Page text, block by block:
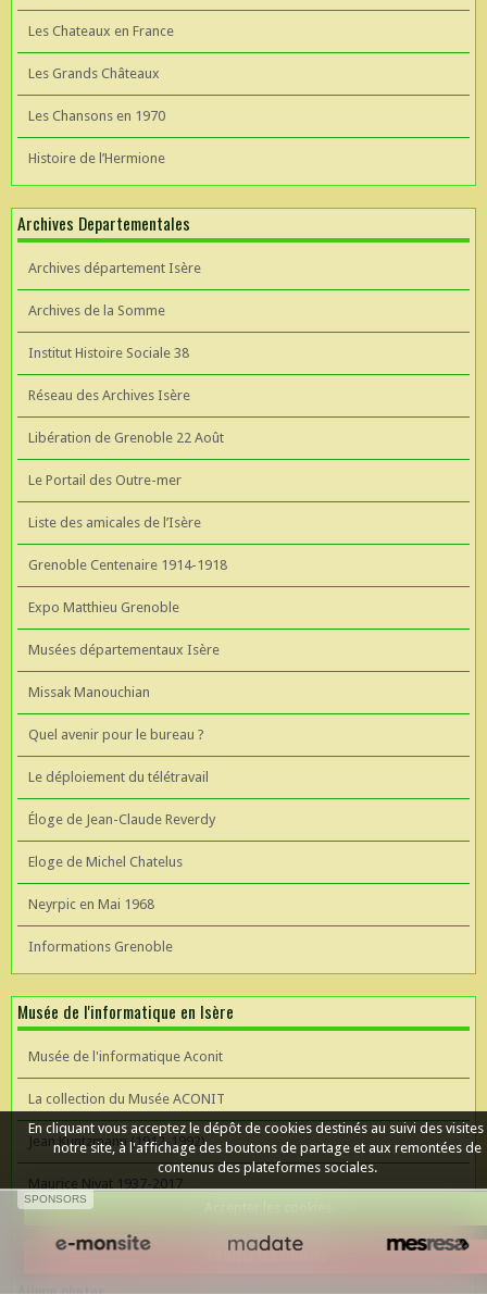
Les Chateaux en France
Les Grands Châteaux
Les Chansons en 1970
Histoire de l’Hermione
Archives Departementales
Archives département Isère
Archives de la Somme
Institut Histoire Sociale 38
Réseau des Archives Isère
Libération de Grenoble 22 Août
Le Portail des Outre-mer
Liste des amicales de l’Isère
Grenoble Centenaire 1914-1918
Expo Matthieu Grenoble
Musées départementaux Isère
Missak Manouchian
Quel avenir pour le bureau ?
Le déploiement du télétravail
Éloge de Jean-Claude Reverdy
Eloge de Michel Chatelus
Neyrpic en Mai 1968
Informations Grenoble
Musée de l'informatique en Isère
Musée de l'informatique Aconit
La collection du Musée ACONIT
Jean Kuntzmann (1912-1992)
Maurice Nivat 1937-2017
SPONSORS
En cliquant vous acceptez le dépôt de cookies destinés au suivi des visites
notre site, à l'affichage des boutons de partage et aux remontées de
contenus des plateformes sociales.
Refuser les cookies